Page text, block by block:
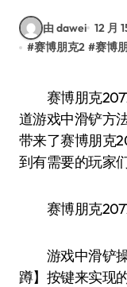
由 dawei 12 月
#赛博朋克2 #赛博
赛博朋克2077怎么滑铲呢？很多玩家们都不知
道游戏中滑铲方
带来了赛博朋克
到有需要的玩家
赛博朋克
游戏中滑铲操
蹲】按键来实现